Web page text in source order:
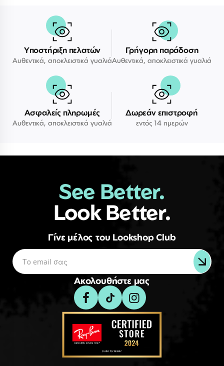
Υποστήριξη πελατών
Αυθεντικά, αποκλειστικά γυαλιά
Γρήγορη παράδοση
Αυθεντικά, αποκλειστικά γυαλιά
Ασφαλείς πληρωμές
Αυθεντικά, αποκλειστικά γυαλιά
Δωρεάν επιστροφή
εντός 14 ημερών
See Better.
Look Better.
Γίνε μέλος του Lookshop Club
Ακολουθήστε μας